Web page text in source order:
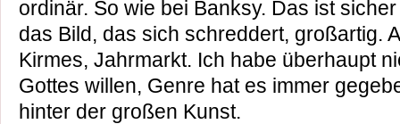
ordinär. So wie bei Banksy. Das ist
das Bild, das sich schreddert, großartig.
Kirmes, Jahrmarkt. Ich habe überhaupt
Gottes willen, Genre hat es immer
hinter der großen Kunst.